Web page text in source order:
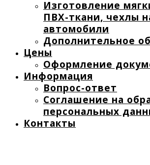
Изготовление
ПВХ-ткани, чехлы
автомобили
Дополнительное
Цены
Оформление
Информация
Вопрос-ответ
Соглашение на
персональных
Контакты